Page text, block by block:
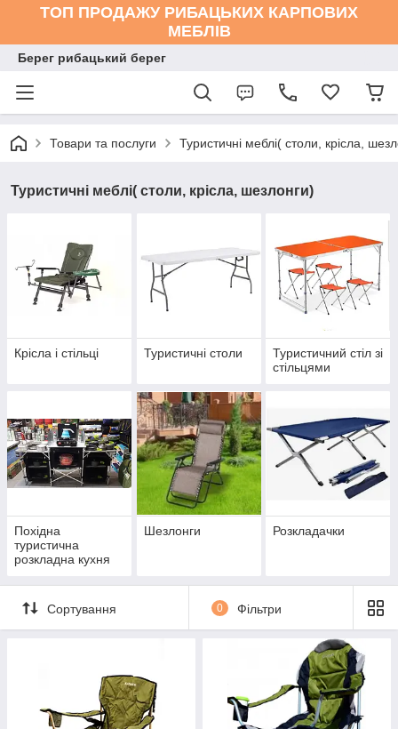
ТОП ПРОДАЖУ РИБАЦЬКИХ КАРПОВИХ
МЕБЛІВ
Берег рибацький берег
Товари та послуги Туристичні меблі( столи, крісла,
Туристичні меблі( столи, крісла, шезлонги)
Крісла і стільці Туристичні столи
Туристичний стіл зі
стільцями
Похідна
туристична
розкладна кухня
Шезлонги Розкладачки
Сортування 0 Фільтри